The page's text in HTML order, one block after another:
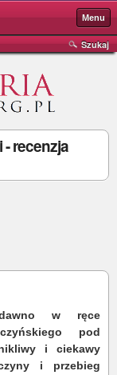
Menu
Szukaj
- recenzja
w ręce
pod
i ciekawy
i przebieg